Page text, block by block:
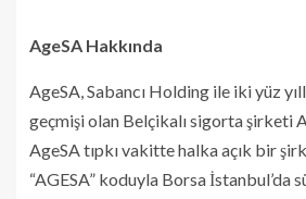
AgeSA Hakkında
AgeSA, Sabancı Holding ile iki yüz
geçmişi olan Belçikalı sigorta şirketi
AgeSA tıpkı vakitte halka açık bir
“AGESA” koduyla Borsa İstanbul’da